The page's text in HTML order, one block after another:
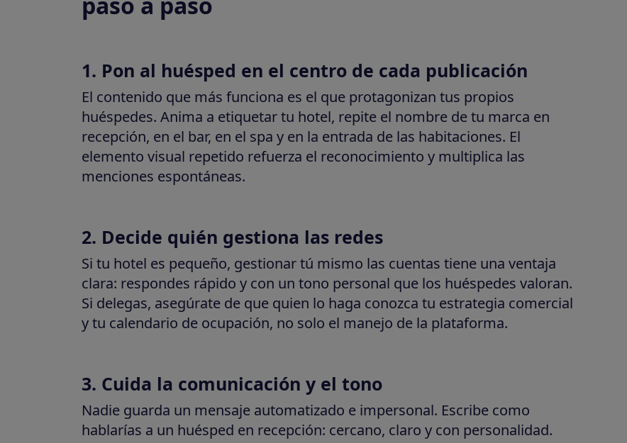
1. Pon al huésped en el centro de cada publicación
El contenido que más funciona es el que protagonizan tus propios
huéspedes. Anima a etiquetar tu hotel, repite el nombre de tu marca en
recepción, en el bar, en el spa y en la entrada de las habitaciones. El
elemento visual repetido refuerza el reconocimiento y multiplica las
menciones espontáneas.
2. Decide quién gestiona las redes
Si tu hotel es pequeño, gestionar tú mismo las cuentas tiene una ventaja
clara: respondes rápido y con un tono personal que los huéspedes valoran.
Si delegas, asegúrate de que quien lo haga conozca tu estrategia comercial
y tu calendario de ocupación, no solo el manejo de la plataforma.
3. Cuida la comunicación y el tono
Nadie guarda un mensaje automatizado e impersonal. Escribe como
hablarías a un huésped en recepción: cercano, claro y con personalidad.